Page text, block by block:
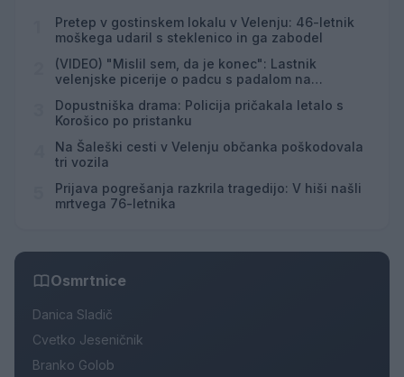
Pretep v gostinskem lokalu v Velenju: 46-letnik
moškega udaril s steklenico in ga zabodel
(VIDEO) "Mislil sem, da je konec": Lastnik
velenjske picerije o padcu s padalom na
Dopustniška drama: Policija pričakala letalo s
Korošico po pristanku
Na Šaleški cesti v Velenju občanka poškodovala
tri vozila
Prijava pogrešanja razkrila tragedijo: V hiši našli
mrtvega 76-letnika
Osmrtnice
Danica Sladič
Cvetko Jeseničnik
Branko Golob